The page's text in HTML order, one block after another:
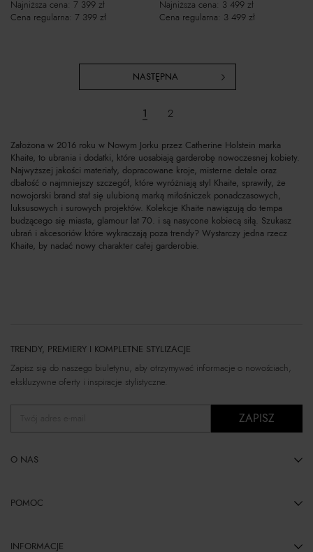
Najniższa cena: 7 399 zł
Cena regularna: 7 399 zł
Najniższa cena: 3 499 zł
Cena regularna: 3 499 zł
1 2
NASTĘPNA
Założona w 2016 roku w Nowym Jorku przez Catherine Holstein marka
Khaite, to ubrania i dodatki, które uosabiają garderobę nowoczesnej kobiety.
Najwyższej jakości materiały, dopracowane kroje, misterne detale oraz
dbałość o najmniejszy szczegół, które wyróżniają styl Khaite, sprawiły, że
nowojorski brand stał się ulubioną marką miłośniczek ponadczasowych,
luksusowych i surowych projektów. Kolekcje Khaite nawiązują do tempa
budzącego się miasta, glamour lat 70. i są nasycone kobiecą siłą. Szukasz
ubrań i akcesoriów które wykraczają poza trendy? Wystarczy jedna rzecz
Khaite, by nadać nowy charakter całej garderobie.
TRENDY, PREMIERY I KOMPLETNE STYLIZACJE
Zapisz się do naszego biuletynu, aby otrzymywać informacje o nowościach,
ekskluzywne oferty i inspiracje stylistyczne.
ZAPISZ
O NAS
POMOC
INFORMACJE